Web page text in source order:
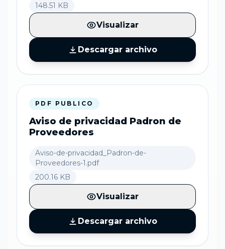
148.51 KB
Visualizar
Descargar archivo
PDF PUBLICO
Aviso de privacidad Padron de
Proveedores
Aviso-de-privacidad_Padron-de-
Proveedores-1.pdf
200.16 KB
Visualizar
Descargar archivo